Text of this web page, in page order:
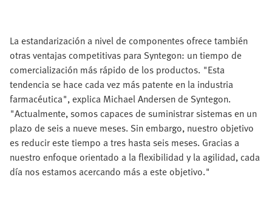
La estandarización a nivel de componentes ofrece también
otras ventajas competitivas para Syntegon: un tiempo de
comercialización más rápido de los productos. "Esta
tendencia se hace cada vez más patente en la industria
farmacéutica", explica Michael Andersen de Syntegon.
"Actualmente, somos capaces de suministrar sistemas en un
plazo de seis a nueve meses. Sin embargo, nuestro objetivo
es reducir este tiempo a tres hasta seis meses. Gracias a
nuestro enfoque orientado a la flexibilidad y la agilidad, cada
día nos estamos acercando más a este objetivo."